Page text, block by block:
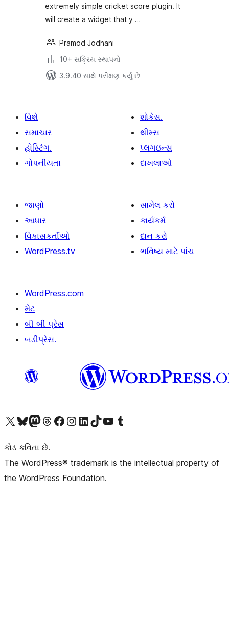
extremely simple cricket score plugin. It
will create a widget that y …
Pramod Jodhani
10+ સક્રિય સ્થાપનો
3.9.40 સાથે પરીક્ષણ કર્યું છે
વિશે
સમાચાર
હોસ્ટિંગ.
ગોપનીયતા
શોકેસ.
થીમ્સ
પ્લગઇન્સ
દાખલાઓ
જાણો
આધાર
વિકાસકર્તાઓ
WordPress.tv
સામેલ કરો
કાર્યકર્મ
દાન કરો
ભવિષ્ય માટે પાંચ
WordPress.com
મેટ
બી બી પ્રેસ
બડીપ્રેસ.
અમારા X (અગાઉ ટ્વિટર) એકાઉન્ટની મુલાકાત લોઅમારા Bluesky એકાઉન્ટની મુલાકાત લોઅમારા માસ્ટોડોન એકાઉન્ટની મુલાકાત લોઅમારા Threads એકાઉન્ટની મુલાકાત લો અમારા ફેસબુક પેજની મુલાકાત લોઅમારા ઇન્સ્ટાગ્રામ એકાઉન્ટની મુલાકાત લો અમારા LinkedIn એકાઉન્ટની મુલાકાત લોઅમારા TikTok એકાઉન્ટની મુલાકાત લોઅમારી YouTube ચેનલની મુલાકાત લો અમારા Tumblr એકાઉન્ટની મુલાકાત લો
કોડ કવિતા છે.
The WordPress® trademark is the intellectual property of
the WordPress Foundation.